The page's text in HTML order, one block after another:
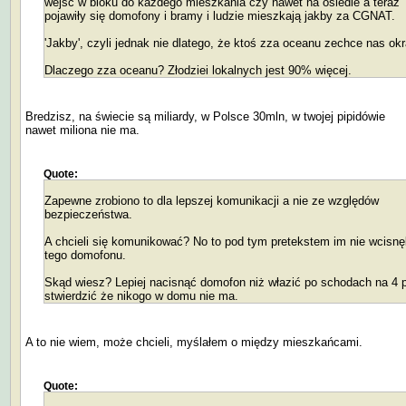
pojawiły się domofony i bramy i ludzie mieszkają jakby za CGNAT.
'Jakby', czyli jednak nie dlatego, że ktoś zza oceanu zechce nas
Dlaczego zza oceanu? Złodziei lokalnych jest 90% więcej.
Bredzisz, na świecie są miliardy, w Polsce 30mln, w twojej pipidówie
nawet miliona nie ma.
Quote:
Zapewne zrobiono to dla lepszej komunikacji a nie ze względów
bezpieczeństwa.
A chcieli się komunikować? No to pod tym pretekstem im nie
tego domofonu.
Skąd wiesz? Lepiej nacisnąć domofon niż włazić po schodach na 4
stwierdzić że nikogo w domu nie ma.
A to nie wiem, może chcieli, myślałem o między mieszkańcami.
Quote: